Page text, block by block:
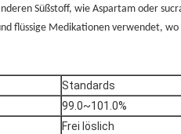
Süßstoff, wie Aspartam oder
flüssige Medikationen verwendet,
Standards
99.0~101.0%
Frei löslich